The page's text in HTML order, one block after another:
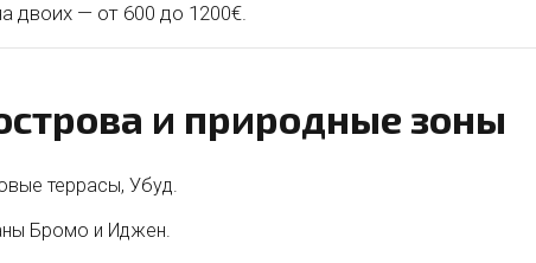
двоих — от 600 до 1200€.
и природные зоны
террасы, Убуд.
Бромо и Иджен.